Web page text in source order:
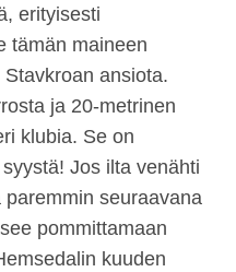
erityisesti
tämän maineen
ansiota.
ja 20-metrinen
klubia. Se on
Jos ilta venähti
seuraavana
pommittamaan
kuuden